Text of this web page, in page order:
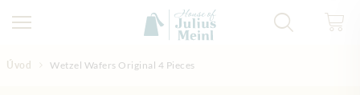
Úvod Wetzel Wafers Original 4 Pieces